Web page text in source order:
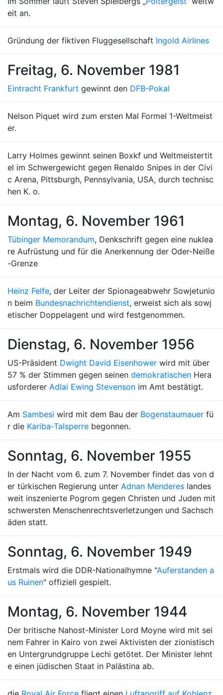
eit an.
Gründung der fiktiven Fluggesellschaft Ingold Airlines
Freitag, 6. November 1981
Eintracht Frankfurt gewinnt den DFB-Pokal
Nelson Piquet wird zum ersten Mal Formel 1-Weltmeist
er.
Larry Holmes gewinnt seinen Boxkf und Weltmeistertit
el im Schwergewicht gegen Renaldo Snipes in der Civi
c Arena, Pittsburgh, Pennsylvania, USA, durch technisc
hen K. o.
Montag, 6. November 1961
Tübinger Memorandum, Denkschrift gegen eine nuklea
re Aufrüstung und für die Anerkennung der Oder-Neiße
-Grenze
Heinz Felfe, der Leiter der Spionageabwehr Sowjetunio
n beim Bundesnachrichtendienst, erweist sich als sowj
etischer Doppelagent und wird festgenommen.
Dienstag, 6. November 1956
US-Präsident Dwight David Eisenhower wird mit über
57 % der Stimmen gegen seinen demokratischen Hera
usforderer Adlai Ewing Stevenson im Amt bestätigt.
Am Sambesi wird mit dem Bau der Bogenstaumauer fü
r die Kariba-Talsperre begonnen.
Sonntag, 6. November 1955
In der Nacht vom 6. zum 7. November findet das von d
er türkischen Regierung unter Adnan Menderes landes
weit inszenierte Pogrom gegen Christen und Juden mit
schwersten Menschenrechtsverletzungen und Sachsch
äden statt.
Sonntag, 6. November 1949
Erstmals wird die DDR-Nationalhymne "Auferstanden a
us Ruinen" offiziell gespielt.
Montag, 6. November 1944
Der britische Nahost-Minister Lord Moyne wird mit sei
nem Fahrer in Kairo von zwei Aktivisten der zionistisch
en Untergrundgruppe Lechi getötet. Der Minister lehnt
e einen jüdischen Staat in Palästina ab.